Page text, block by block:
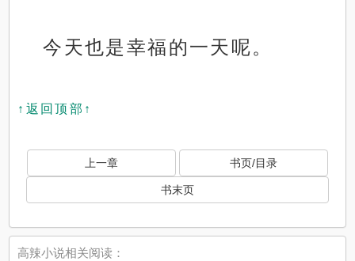
今天也是幸福的一天呢。
↑返回顶部↑
上一章 书页/目录
书末页
高辣小说相关阅读：